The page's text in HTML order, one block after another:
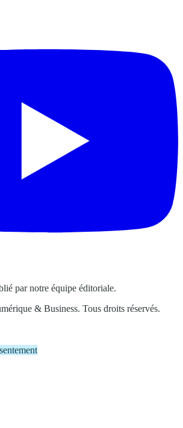
par notre équipe éditoriale.
& Business. Tous droits réservés.